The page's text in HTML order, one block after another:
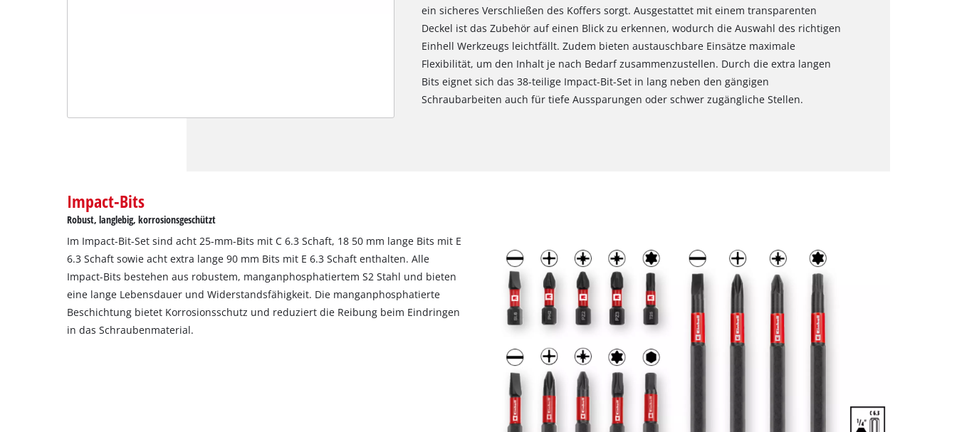
Wir benötigen deine Zustimmung, um
This content is not permitted to load due
to trackers that are not disclosed to the
visitor. The website owner needs to setup
the site with their CMP to add this content
to the list of technologies used.
ein sicheres Verschließen des Koffers sorgt. Ausgestattet mit einem transparenten
Deckel ist das Zubehör auf einen Blick zu erkennen, wodurch die Auswahl des richtigen
Einhell Werkzeugs leichtfällt. Zudem bieten austauschbare Einsätze maximale
Flexibilität, um den Inhalt je nach Bedarf zusammenzustellen. Durch die extra langen
Bits eignet sich das 38-teilige Impact-Bit-Set in lang neben den gängigen
Schraubarbeiten auch für tiefe Aussparungen oder schwer zugängliche Stellen.
Impact-Bits
Robust, langlebig, korrosionsgeschützt
Im Impact-Bit-Set sind acht 25-mm-Bits mit C 6.3 Schaft, 18 50 mm lange Bits mit E
6.3 Schaft sowie acht extra lange 90 mm Bits mit E 6.3 Schaft enthalten. Alle
Impact-Bits bestehen aus robustem, manganphosphatiertem S2 Stahl und bieten
eine lange Lebensdauer und Widerstandsfähigkeit. Die manganphosphatierte
Beschichtung bietet Korrosionsschutz und reduziert die Reibung beim Eindringen
in das Schraubenmaterial.